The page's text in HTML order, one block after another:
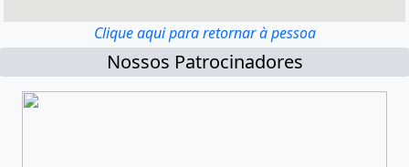
Clique aqui para retornar à pessoa
Nossos Patrocinadores